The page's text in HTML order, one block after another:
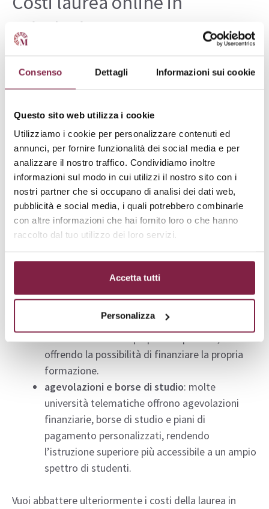
Consenso Dettagli Informazioni sui cookie
Questo sito web utilizza i cookie
Utilizziamo i cookie per personalizzare contenuti ed
annunci, per fornire funzionalità dei social media e per
analizzare il nostro traffico. Condividiamo inoltre
informazioni sul modo in cui utilizzi il nostro sito con i
nostri partner che si occupano di analisi dei dati web,
pubblicità e social media, i quali potrebbero combinarle
con altre informazioni che hai fornito loro o che hanno
raccolto dal tuo utilizzo dei loro servizi.
Accetta tutti
Personalizza
Psicologia
Mercatorum vanno dai1.5 00 ai 3.600 euro, a cui si
la tassa per i servizi di segreteria: 142 €
la tassa regionale: 140 €
la tassa per gli esami fuori sede: 150 €
Le università telematiche, in particolare, offrono una
maggiore convenienza economicaper diversi motivi:
riduzione dei costi associati: gli studenti non
alloggio, riducendo notevolmente i costi
permette agli studenti di conciliare gli studi
offrendo la possibilità di finanziare la propria
formazione.
agevolazioni e borse di studio: molte
università telematiche offrono agevolazioni
finanziarie, borse di studio e piani di
pagamento personalizzati, rendendo
l’istruzione superiore più accessibile a un ampio
spettro di studenti.
Vuoi abbattere ulteriormente i costi della laurea in